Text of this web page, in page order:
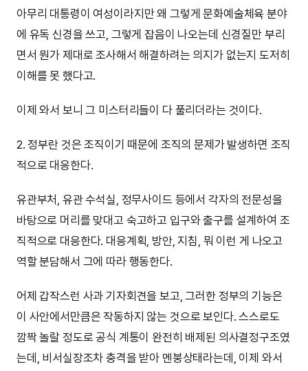
아무리 대통령이 여성이라지만 왜 그렇게 문화예술체육 분야
에 유독 신경을 쓰고, 그렇게 잡음이 나오는데 신경질만 부리
면서 뭔가 제대로 조사해서 해결하려는 의지가 없는지 도저히
이해를 못 했다고.
이제 와서 보니 그 미스터리들이 다 풀리더라는 것이다.
2. 정부란 것은 조직이기 때문에 조직의 문제가 발생하면 조직
적으로 대응한다.
유관부처, 유관 수석실, 정무사이드 등에서 각자의 전문성을
바탕으로 머리를 맞대고 숙고하고 입구와 출구를 설계하여 조
직적으로 대응한다. 대응계획, 방안, 지침, 뭐 이런 게 나오고
역할 분담해서 그에 따라 행동한다.
어제 갑작스런 사과 기자회견을 보고, 그러한 정부의 기능은
이 사안에서만큼은 작동하지 않는 것으로 보인다. 스스로도
깜짝 놀랄 정도로 공식 계통이 완전히 배제된 의사결정구조였
는데, 비서실장조차 충격을 받아 멘붕상태라는데, 이제 와서